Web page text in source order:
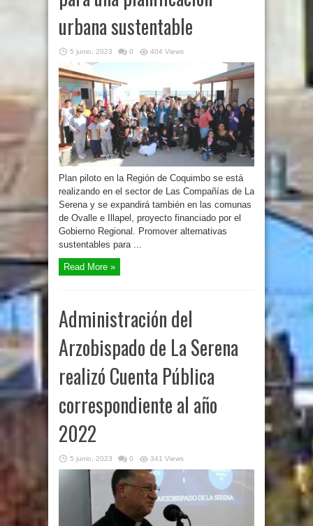
urbana sustentable
5 junio, 2023 0 404 Views
Plan piloto en la Región de Coquimbo se está
realizando en el sector de Las Compañías de La
Serena y se expandirá también en las comunas
de Ovalle e Illapel, proyecto financiado por el
Gobierno Regional. Promover alternativas
sustentables para ...
Read More »
Administración del
Arzobispado de La Serena
realizó Cuenta Pública
correspondiente al año
2022
5 junio, 2023 0 341 Views